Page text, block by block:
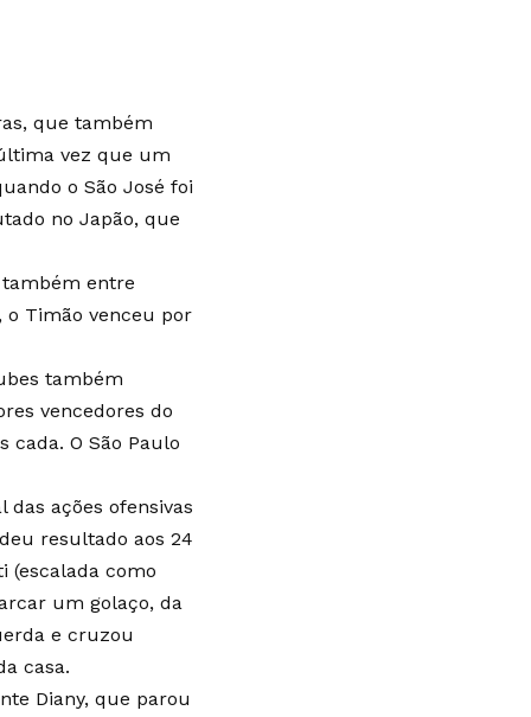
que também
vez que um
o São José foi
no Japão, que
entre
o Timão venceu por
também
vencedores do
cada. O São Paulo
ações ofensivas
resultado aos 24
(escalada como
um golaço, da
e cruzou
casa.
Diany, que parou